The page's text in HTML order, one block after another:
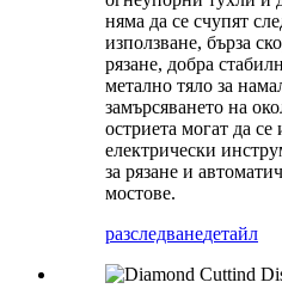
няма да се счупят
използване, бърза
рязане, добра
метално тяло за
замърсяването на
остриета могат да
електрически
за рязане и
мостове.
разследванедетайл